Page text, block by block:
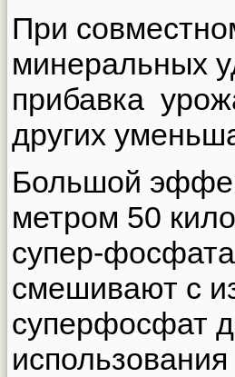
При
минеральных
прибавка
других
Большой
метром 50
супер-
смешивают с
суперфосфат